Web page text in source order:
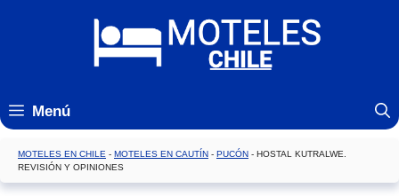
Menú
MOTELES EN CHILE - MOTELES EN CAUTÍN - PUCÓN - HOSTAL KUTRALWE.
REVISIÓN Y OPINIONES